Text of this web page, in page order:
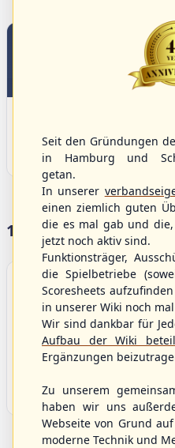
0
U-23 Baseball European
Championship B Pool 2026 - Group
Germany
17 Vereine im S/HBV
Bargenstedt
Seit den Gründungen
in Hamburg und
getan.
In unserer
einen ziemlich guten
die es mal gab und
jetzt noch aktiv sind.
Funktionsträger,
die Spielbetriebe
Scoresheets
in unserer Wiki noch
Wir sind dankbar für
Aufbau der Wiki
Ergänzungen
Zu unserem
haben wir uns
Webseite von Grund
moderne Technik und